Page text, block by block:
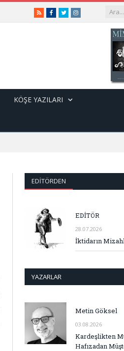
RSSFacebook
TwitterInstagram
KÖŞE YAZILARI
EDITÖRDEN
EDİTÖR
28.07.2026
İktidarın
YAZARLAR
Metin Göksel
03.08.2026
Kardeşlikten
Hafızadan